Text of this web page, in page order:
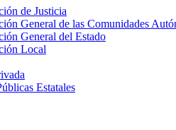
de Justicia
General de las Comunidades
General del Estado
Local
Estatales